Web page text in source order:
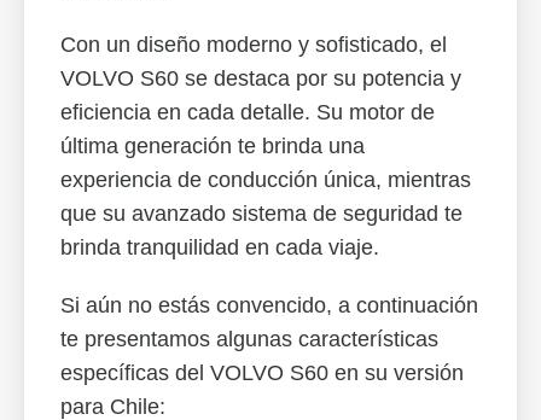
Con un diseño moderno y sofisticado, el
VOLVO S60 se destaca por su potencia y
eficiencia en cada detalle. Su motor de
última generación te brinda una
experiencia de conducción única, mientras
que su avanzado sistema de seguridad te
brinda tranquilidad en cada viaje.
Si aún no estás convencido, a continuación
te presentamos algunas características
específicas del VOLVO S60 en su versión
para Chile: